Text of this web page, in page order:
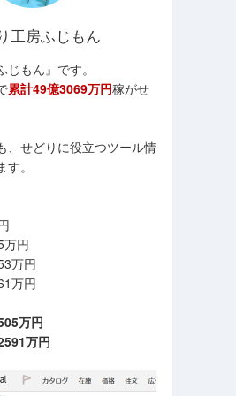
工房ふじもん
もん』です。
累計49億3069万円稼がせ
、せどりに役立つツール情
。
円
万円
万円
万円
万円